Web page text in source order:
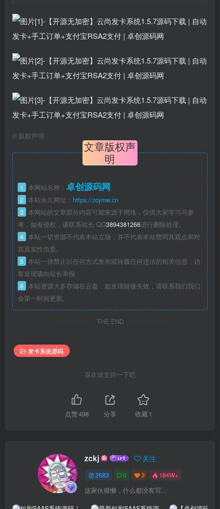
© 版权声明
文章版权声
明
1 本网站名称： 卓创源码网
2 本站永久网址： https://zcymw.cn
3 本网站的文章部分内容可能来源于网络，仅供大家学习与参
考，如有侵权，请联系站长 QQ3894381266进行删除处理。
4 本站一切资源不代表本站立场，并不代表本站赞同其观点和对
其真实性负责。
5 本站一律禁止以任何方式发布或转载任何违法的相关信息，访
客发现请向站长举报
6 本站资源大多存储在云盘，如发现链接失效，请联系我们我们
会第一时间更新。
THE END
发卡系统源码
喜欢就支持一下吧
点赞498 分享 收藏 1
zckj 关注
2683 0 3 184W+
这家伙很懒，什么都没有写...